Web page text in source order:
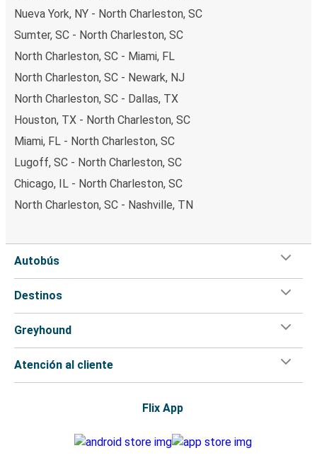
Nueva York, NY - North Charleston, SC
Sumter, SC - North Charleston, SC
North Charleston, SC - Miami, FL
North Charleston, SC - Newark, NJ
North Charleston, SC - Dallas, TX
Houston, TX - North Charleston, SC
Miami, FL - North Charleston, SC
Lugoff, SC - North Charleston, SC
Chicago, IL - North Charleston, SC
North Charleston, SC - Nashville, TN
Autobús
Destinos
Greyhound
Atención al cliente
Flix App